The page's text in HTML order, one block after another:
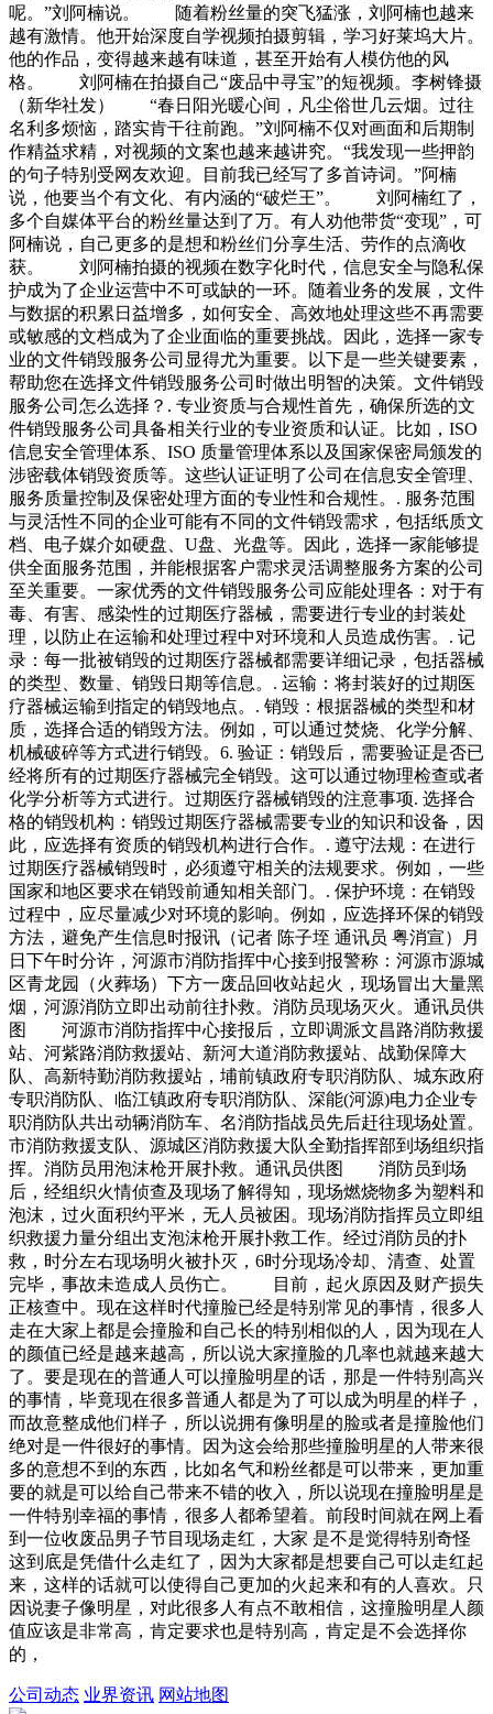
呢。”刘阿楠说。 随着粉丝量的突飞猛涨，刘阿楠也越来
越有激情。他开始深度自学视频拍摄剪辑，学习好莱坞大片。
他的作品，变得越来越有味道，甚至开始有人模仿他的风
格。 刘阿楠在拍摄自己“废品中寻宝”的短视频。李树锋摄
（新华社发） “春日阳光暖心间，凡尘俗世几云烟。过往
名利多烦恼，踏实肯干往前跑。”刘阿楠不仅对画面和后期制
作精益求精，对视频的文案也越来越讲究。“我发现一些押韵
的句子特别受网友欢迎。目前我已经写了多首诗词。”阿楠
说，他要当个有文化、有内涵的“破烂王”。 刘阿楠红了，
多个自媒体平台的粉丝量达到了万。有人劝他带货“变现”，可
阿楠说，自己更多的是想和粉丝们分享生活、劳作的点滴收
获。 刘阿楠拍摄的视频在数字化时代，信息安全与隐私保
护成为了企业运营中不可或缺的一环。随着业务的发展，文件
与数据的积累日益增多，如何安全、高效地处理这些不再需要
或敏感的文档成为了企业面临的重要挑战。因此，选择一家专
业的文件销毁服务公司显得尤为重要。以下是一些关键要素，
帮助您在选择文件销毁服务公司时做出明智的决策。文件销毁
服务公司怎么选择？. 专业资质与合规性首先，确保所选的文
件销毁服务公司具备相关行业的专业资质和认证。比如，ISO
信息安全管理体系、ISO 质量管理体系以及国家保密局颁发的
涉密载体销毁资质等。这些认证证明了公司在信息安全管理、
服务质量控制及保密处理方面的专业性和合规性。. 服务范围
与灵活性不同的企业可能有不同的文件销毁需求，包括纸质文
档、电子媒介如硬盘、U盘、光盘等。因此，选择一家能够提
供全面服务范围，并能根据客户需求灵活调整服务方案的公司
至关重要。一家优秀的文件销毁服务公司应能处理各：对于有
毒、有害、感染性的过期医疗器械，需要进行专业的封装处
理，以防止在运输和处理过程中对环境和人员造成伤害。. 记
录：每一批被销毁的过期医疗器械都需要详细记录，包括器械
的类型、数量、销毁日期等信息。. 运输：将封装好的过期医
疗器械运输到指定的销毁地点。. 销毁：根据器械的类型和材
质，选择合适的销毁方法。例如，可以通过焚烧、化学分解、
机械破碎等方式进行销毁。6. 验证：销毁后，需要验证是否已
经将所有的过期医疗器械完全销毁。这可以通过物理检查或者
化学分析等方式进行。过期医疗器械销毁的注意事项. 选择合
格的销毁机构：销毁过期医疗器械需要专业的知识和设备，因
此，应选择有资质的销毁机构进行合作。. 遵守法规：在进行
过期医疗器械销毁时，必须遵守相关的法规要求。例如，一些
国家和地区要求在销毁前通知相关部门。. 保护环境：在销毁
过程中，应尽量减少对环境的影响。例如，应选择环保的销毁
方法，避免产生信息时报讯（记者 陈子垤 通讯员 粤消宣）月
日下午时分许，河源市消防指挥中心接到报警称：河源市源城
区青龙园（火葬场）下方一废品回收站起火，现场冒出大量黑
烟，河源消防立即出动前往扑救。消防员现场灭火。通讯员供
图 河源市消防指挥中心接报后，立即调派文昌路消防救援
站、河紫路消防救援站、新河大道消防救援站、战勤保障大
队、高新特勤消防救援站，埔前镇政府专职消防队、城东政府
专职消防队、临江镇政府专职消防队、深能(河源)电力企业专
职消防队共出动辆消防车、名消防指战员先后赶往现场处置。
市消防救援支队、源城区消防救援大队全勤指挥部到场组织指
挥。消防员用泡沫枪开展扑救。通讯员供图 消防员到场
后，经组织火情侦查及现场了解得知，现场燃烧物多为塑料和
泡沫，过火面积约平米，无人员被困。现场消防指挥员立即组
织救援力量分组出支泡沫枪开展扑救工作。经过消防员的扑
救，时分左右现场明火被扑灭，6时分现场冷却、清查、处置
完毕，事故未造成人员伤亡。 目前，起火原因及财产损失
正核查中。现在这样时代撞脸已经是特别常见的事情，很多人
走在大家上都是会撞脸和自己长的特别相似的人，因为现在人
的颜值已经是越来越高，所以说大家撞脸的几率也就越来越大
了。要是现在的普通人可以撞脸明星的话，那是一件特别高兴
的事情，毕竟现在很多普通人都是为了可以成为明星的样子，
而故意整成他们样子，所以说拥有像明星的脸或者是撞脸他们
绝对是一件很好的事情。因为这会给那些撞脸明星的人带来很
多的意想不到的东西，比如名气和粉丝都是可以带来，更加重
要的就是可以给自己带来不错的收入，所以说现在撞脸明星是
一件特别幸福的事情，很多人都希望着。前段时间就在网上看
到一位收废品男子节目现场走红，大家 是不是觉得特别奇怪
这到底是凭借什么走红了，因为大家都是想要自己可以走红起
来，这样的话就可以使得自己更加的火起来和有的人喜欢。只
因说妻子像明星，对此很多人有点不敢相信，这撞脸明星人颜
值应该是非常高，肯定要求也是特别高，肯定是不会选择你
的，
公司动态 业界资讯 网站地图